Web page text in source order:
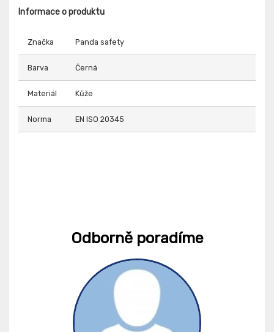
Informace o produktu
Značka Panda safety
Barva Černá
Materiál Kůže
Norma EN ISO 20345
Odborně poradíme